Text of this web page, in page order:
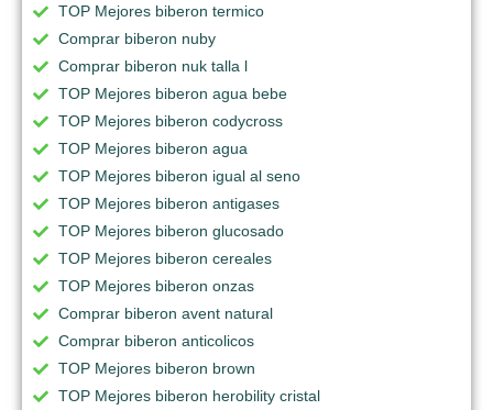
TOP Mejores biberon termico
Comprar biberon nuby
Comprar biberon nuk talla l
TOP Mejores biberon agua bebe
TOP Mejores biberon codycross
TOP Mejores biberon agua
TOP Mejores biberon igual al seno
TOP Mejores biberon antigases
TOP Mejores biberon glucosado
TOP Mejores biberon cereales
TOP Mejores biberon onzas
Comprar biberon avent natural
Comprar biberon anticolicos
TOP Mejores biberon brown
TOP Mejores biberon herobility cristal